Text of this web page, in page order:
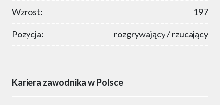
Wzrost: 197
Pozycja: rozgrywający / rzucający
Kariera zawodnika w Polsce